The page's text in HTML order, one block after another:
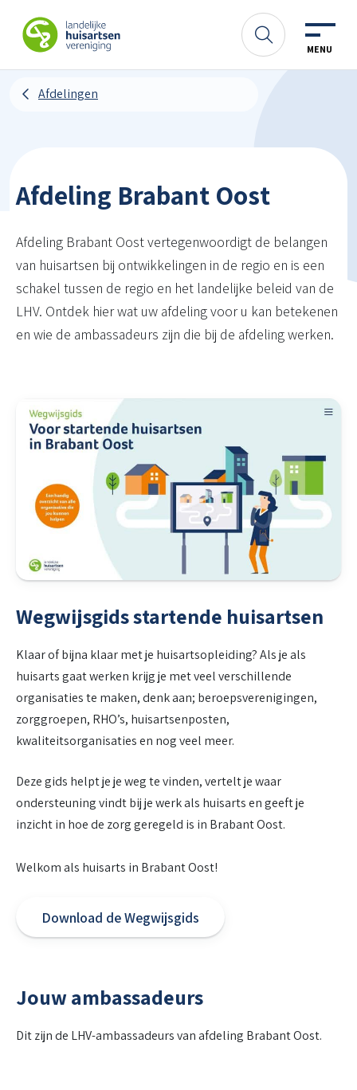
LHV
MENU
Zoeken
Afdelingen
Afdeling Brabant Oost
Afdeling Brabant Oost vertegenwoordigt de belangen
van huisartsen bij ontwikkelingen in de regio en is een
schakel tussen de regio en het landelijke beleid van de
LHV. Ontdek hier wat uw afdeling voor u kan betekenen
en wie de ambassadeurs zijn die bij de afdeling werken.
Wegwijsgids startende huisartsen
Klaar of bijna klaar met je huisartsopleiding? Als je als
huisarts gaat werken krijg je met veel verschillende
organisaties te maken, denk aan; beroepsverenigingen,
zorggroepen, RHO’s, huisartsenposten,
kwaliteitsorganisaties en nog veel meer.
Deze gids helpt je je weg te vinden, vertelt je waar
ondersteuning vindt bij je werk als huisarts en geeft je
inzicht in hoe de zorg geregeld is in Brabant Oost.
Welkom als huisarts in Brabant Oost!
Download de Wegwijsgids
Jouw ambassadeurs
Dit zijn de LHV-ambassadeurs van afdeling Brabant Oost.